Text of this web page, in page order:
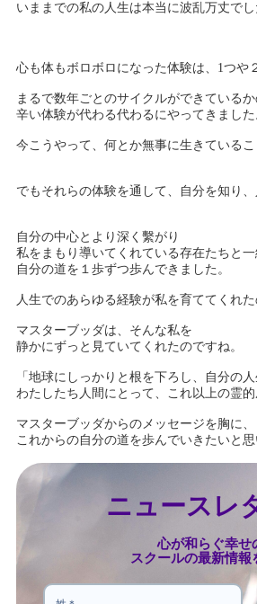
いままでの私の人生は本当に波乱万丈でし
心も体もボロボロになった体験は、1つや
まるで数年ごとのサイクルができているか
辛い体験が代わる代わるにやってきました
今こうやって、何とか無事に生きているこ
でもそれらの体験を通して、自分を知り、
自分の中心とより深く繫がり
私をまもり導いてくれている存在たちと一
自分の道を１歩ずつ歩んできました。
人生でのあらゆる経験が私を育ててくれた
マスターブッダは、そんな私を
静かにずっと見ていてくれたのですね。
「地球にしっかりと根を下ろし、自分の
わたしたち人間にとって、これ以上の霊的
マスターブッダからのメッセージを胸に、
これからの自分の道を歩んでいきたいと思
ニュースレ
心が和らぐ幸せ
スクールの最新情